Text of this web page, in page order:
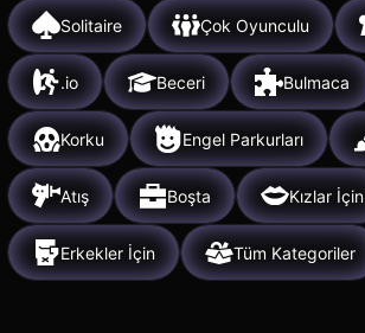
Solitaire Çok Oyunculu
.io Beceri Bulmaca
Korku Engel Parkurları
Atış Boşta Kızlar İçin
Erkekler İçin Tüm Kategoriler